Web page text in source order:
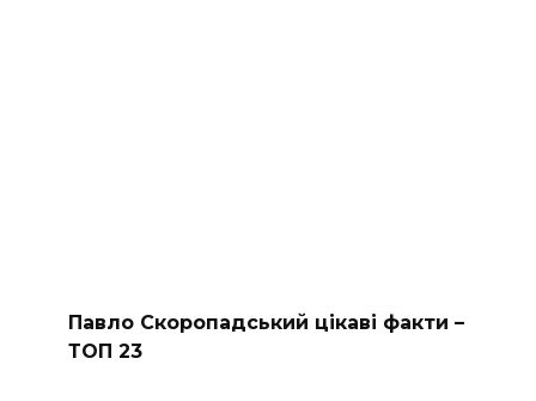
Павло Скоропадський цікаві факти –
ТОП 23